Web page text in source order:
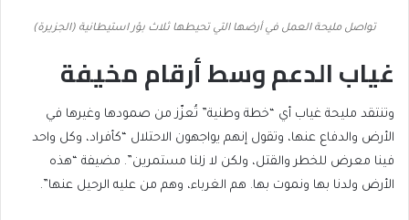
تواصل مليحة العمل في أرضها التي تحيطها ثلاث بؤر استيطانية (الجزيرة)
غياب الدعم وسط أرقام مخيفة
وتنتقد مليحة غياب أي “خطة وطنية” تُعزّز من صمودها وغيرها في
الأرض والدفاع عنها، وتقول إنهم يواجهون الاحتلال “كأفراد، وكل واحد
فينا معرض للخطر والقتل، ولكن لا زلنا مستمرين”. مضيفة “هذه
الأرض ولدنا بها ونموت بها. هم الغرباء، وهم من عليه الرحيل عنها”.